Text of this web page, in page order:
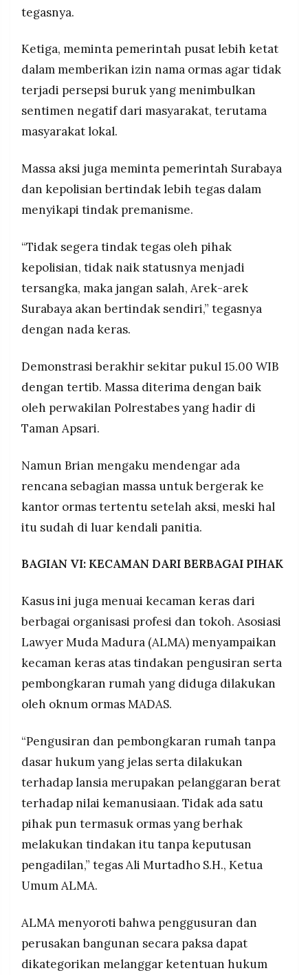
tegasnya.
Ketiga, meminta pemerintah pusat lebih ketat
dalam memberikan izin nama ormas agar tidak
terjadi persepsi buruk yang menimbulkan
sentimen negatif dari masyarakat, terutama
masyarakat lokal.
Massa aksi juga meminta pemerintah Surabaya
dan kepolisian bertindak lebih tegas dalam
menyikapi tindak premanisme.
“Tidak segera tindak tegas oleh pihak
kepolisian, tidak naik statusnya menjadi
tersangka, maka jangan salah, Arek-arek
Surabaya akan bertindak sendiri,” tegasnya
dengan nada keras.
Demonstrasi berakhir sekitar pukul 15.00 WIB
dengan tertib. Massa diterima dengan baik
oleh perwakilan Polrestabes yang hadir di
Taman Apsari.
Namun Brian mengaku mendengar ada
rencana sebagian massa untuk bergerak ke
kantor ormas tertentu setelah aksi, meski hal
itu sudah di luar kendali panitia.
BAGIAN VI: KECAMAN DARI BERBAGAI PIHAK
Kasus ini juga menuai kecaman keras dari
berbagai organisasi profesi dan tokoh. Asosiasi
Lawyer Muda Madura (ALMA) menyampaikan
kecaman keras atas tindakan pengusiran serta
pembongkaran rumah yang diduga dilakukan
oleh oknum ormas MADAS.
“Pengusiran dan pembongkaran rumah tanpa
dasar hukum yang jelas serta dilakukan
terhadap lansia merupakan pelanggaran berat
terhadap nilai kemanusiaan. Tidak ada satu
pihak pun termasuk ormas yang berhak
melakukan tindakan itu tanpa keputusan
pengadilan,” tegas Ali Murtadho S.H., Ketua
Umum ALMA.
ALMA menyoroti bahwa penggusuran dan
perusakan bangunan secara paksa dapat
dikategorikan melanggar ketentuan hukum